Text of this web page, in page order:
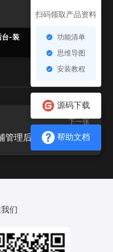
扫码领取产品资料
功能清单
思维导图
安装教程
源码下载
帮助文档
台-装
PHP多商户-店铺管
下一张
管理后台-控制器.png
们